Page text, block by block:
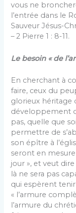
vous ne
l’entrée dans le
Sauveur Jésus-
– 2 Pierre 1 : 8-11.
Le besoin « de
En cherchant à
faire, ceux du
glorieux héritage
développement
pas, quelle que
permettre de
son épître à
seront en
jour », et veut
là ne sera pas
qui espèrent
« l’armure
l’armure du